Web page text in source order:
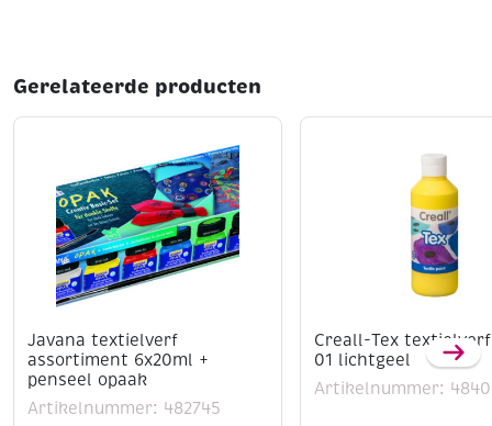
Gerelateerde producten
Javana textielverf
assortiment 6x20ml +
penseel opaak
Artikelnummer: 482745
Creall-Tex
01 lichtgeel
Artikelnummer: